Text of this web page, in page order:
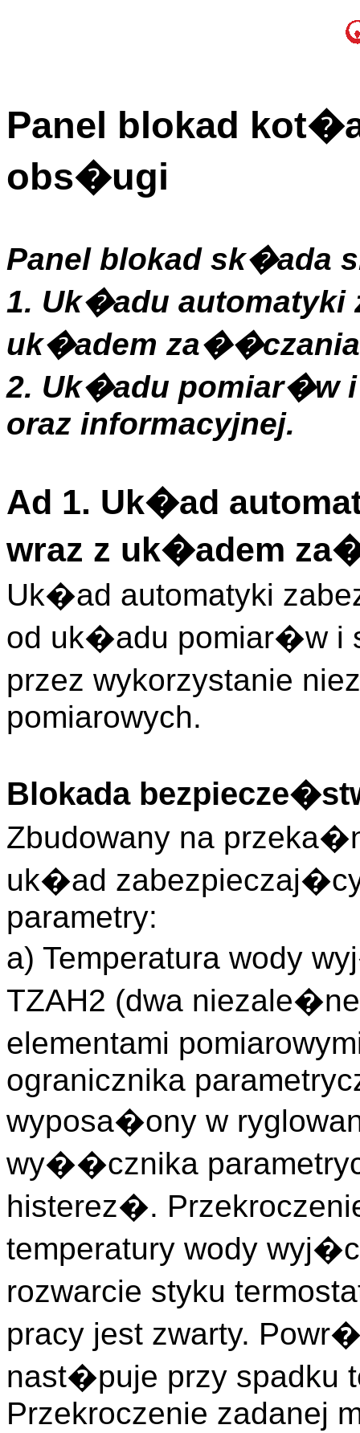
Panel blokad
obs�ugi
Panel blokad
1. Uk�adu automatyki
uk�adem
2. Uk�adu pomiar�w
oraz informacyjnej.
Ad 1. Uk�ad
wraz z uk�adem
Uk�ad automatyki
od uk�adu pomiar�w i
przez wykorzystanie
pomiarowych.
Blokada
Zbudowany na
uk�ad
parametry:
a) Temperatura wody
TZAH2 (dwa
elementami
ogranicznika
wyposa�ony w
wy��cznika
histerez�.
temperatury wody
rozwarcie styku
pracy jest zwarty.
nast�puje przy spadku
Przekroczenie zadanej